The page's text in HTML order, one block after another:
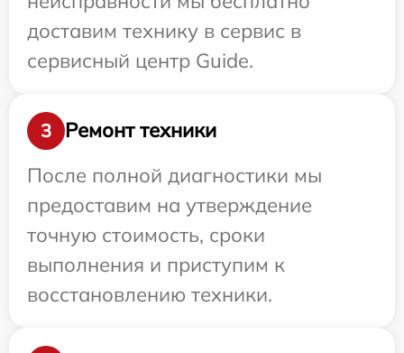
доставим технику в сервис в
сервисный центр Guide.
3
Ремонт техники
После полной диагностики мы
предоставим на утверждение
точную стоимость, сроки
выполнения и приступим к
восстановлению техники.